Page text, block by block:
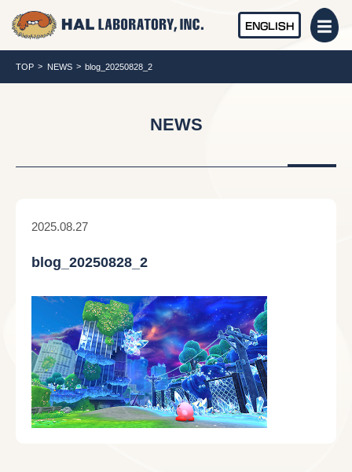
ENGLISH
TOP NEWS blog_20250828_2
NEWS
2025.08.27
blog_20250828_2